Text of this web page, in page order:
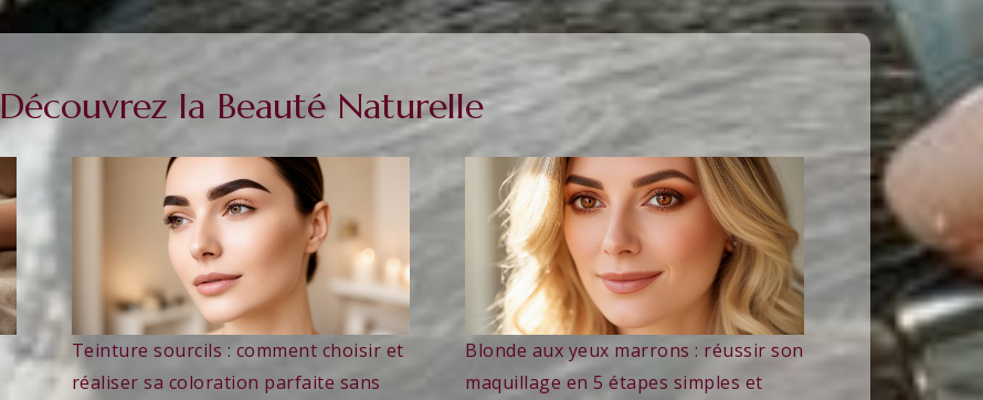
Découvrez la Beauté Naturelle
Teinture sourcils : comment choisir et
réaliser sa coloration parfaite sans
Blonde aux yeux marrons : réussir son
maquillage en 5 étapes simples et